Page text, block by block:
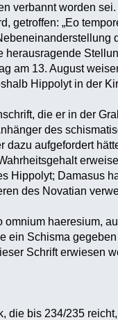
verbannt worden
getroffen: „Eo
am 13. August
Hippolyt in der
die er in der
des
aufgefordert
Hippolyt; Damasus
des Novatian
haeresium,
ein Schisma
Schrift erwiesen
die bis 234/235